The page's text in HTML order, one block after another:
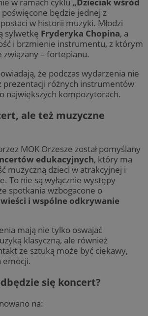
w ramach cyklu „Dzieciak wśród
poświęcone będzie jednej z
w historii muzyki. Młodzi
sylwetkę Fryderyka Chopina, a
i brzmienie instrumentu, z którym
związany – fortepianu.
że podczas wydarzenia nie
prezentacji różnych instrumentów
największych kompozytorach.
ale też muzyczne
MOK Orzesze został pomyślany
edukacyjnych, który ma
muzyczną dzieci w atrakcyjnej i
To nie są wyłącznie występy
spotkania wzbogacone o
i wspólne odkrywanie
mają nie tylko oswajać
klasyczną, ale również
ze sztuką może być ciekawy,
emocji.
się koncert?
na: